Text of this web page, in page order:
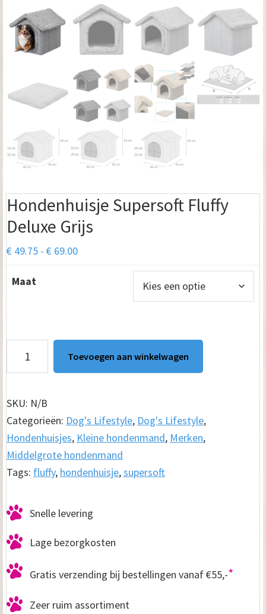
Hondenhuisje Supersoft Fluffy
Deluxe Grijs
€ 49.75 - € 69.00Prijsklasse:
Maat
Supersoft
Deluxe
Grijs
aantal
Toevoegen aan winkelwagen
SKU: N/B
Categorieën: Dog's Lifestyle, Dog's Lifestyle,
Hondenhuisjes, Kleine hondenmand, Merken,
Middelgrote hondenmand
Tags: fluffy, hondenhuisje,supersoft
Snelle levering
Lage bezorgkosten
Gratis verzending bij bestellingen vanaf €55,-*
Zeer ruim assortiment